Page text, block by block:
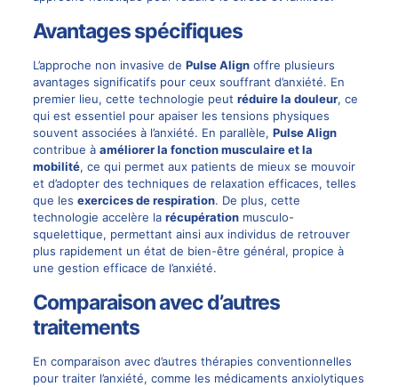
Avantages spécifiques
L’approche non invasive de Pulse Alignoffre plusieurs
avantages significatifs pour ceux souffrant d’anxiété. En
premier lieu, cette technologie peut réduire la douleur, ce
qui est essentiel pour apaiser les tensions physiques
souvent associées à l’anxiété. En parallèle, Pulse Align
contribue à améliorer la fonction musculaire et la
mobilité, ce qui permet aux patients de mieux se mouvoir
et d’adopter des techniques de relaxation efficaces, telles
que les exercices de respiration. De plus, cette
technologie accelère la récupérationmusculo-
squelettique, permettant ainsi aux individus de retrouver
plus rapidement un état de bien-être général, propice à
une gestion efficace de l’anxiété.
Comparaison avec d’autres
traitements
En comparaison avec d’autres thérapies conventionnelles
pour traiter l’anxiété, comme les médicaments anxiolytiques